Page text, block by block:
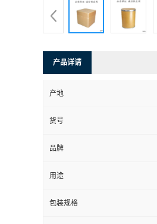
产品详请
产地
货号
品牌
用途
包装规格